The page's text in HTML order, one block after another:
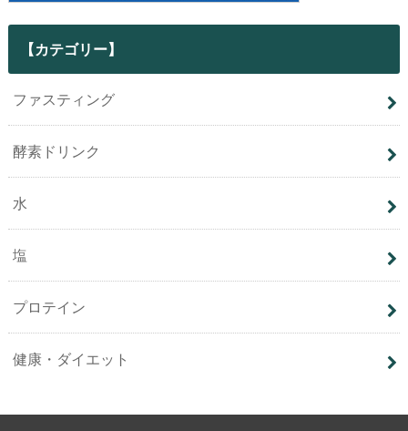
【カテゴリー】
ファスティング
酵素ドリンク
水
塩
プロテイン
健康・ダイエット